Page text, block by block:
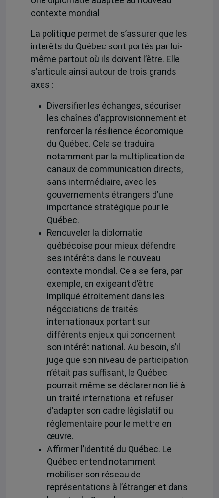
contexte mondial
La politique permet de s’assurer que les
intérêts du Québec sont portés par lui-
même partout où ils doivent l’être. Elle
s’articule ainsi autour de trois grands
axes :
Diversifier les échanges, sécuriser
les chaînes d’approvisionnement et
renforcer la résilience économique
du Québec. Cela se traduira
notamment par la multiplication de
canaux de communication directs,
sans intermédiaire, avec les
gouvernements étrangers d’une
importance stratégique pour le
Québec.
Renouveler la diplomatie
québécoise pour mieux défendre
ses intérêts dans le nouveau
contexte mondial. Cela se fera, par
exemple, en exigeant d’être
impliqué étroitement dans les
négociations de traités
internationaux portant sur
différents enjeux qui concernent
son intérêt national. Au besoin, s’il
juge que son niveau de participation
n’était pas suffisant, le Québec
pourrait même se déclarer non lié à
un traité international et refuser
d’adapter son cadre législatif ou
réglementaire pour le mettre en
œuvre.
Affirmer l’identité du Québec. Le
Québec entend notamment
mobiliser son réseau de
représentations à l’étranger et dans